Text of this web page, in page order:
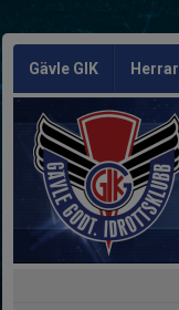
Gävle GIK Herrar